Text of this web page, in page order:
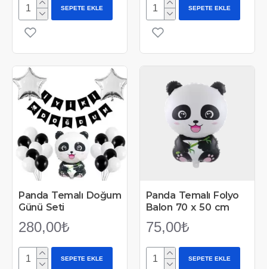
SEPETE EKLE SEPETE EKLE
Panda Temalı Doğum
Günü Seti
280,00₺
SEPETE EKLE
Panda Temalı Folyo
Balon 70 x 50 cm
75,00₺
SEPETE EKLE